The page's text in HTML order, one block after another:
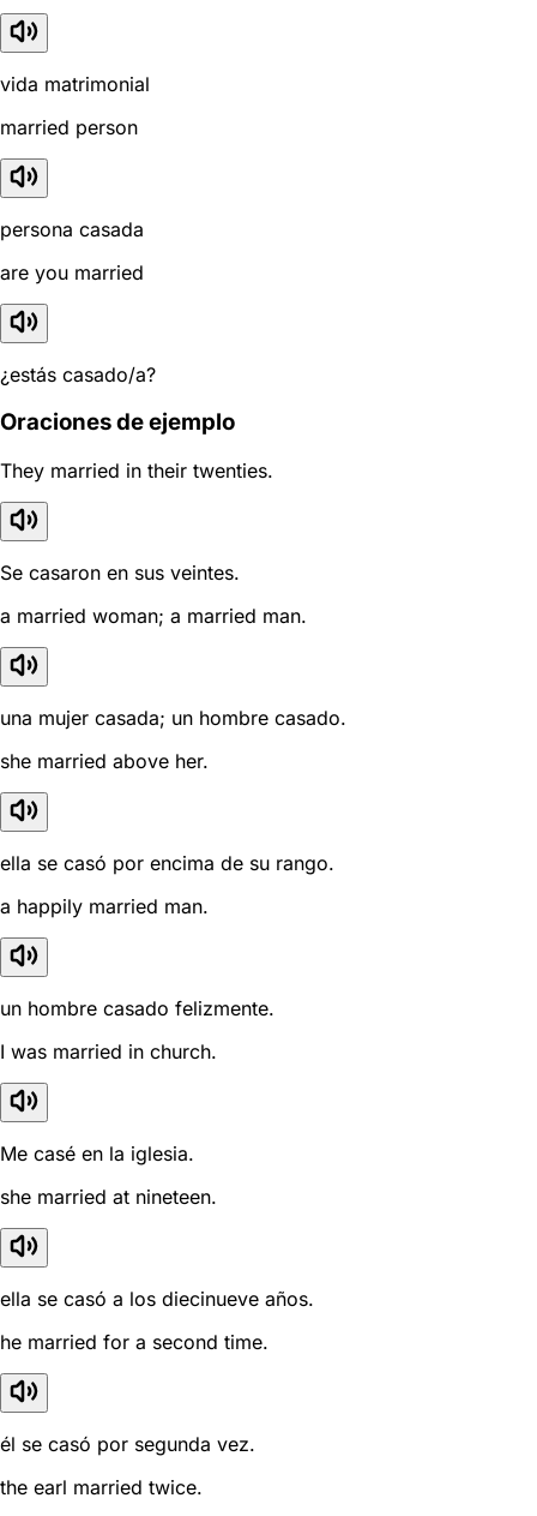
vida matrimonial
married person
persona casada
are you married
¿estás casado/a?
Oraciones de ejemplo
They married in their twenties.
Se casaron en sus veintes.
a married woman; a married man.
una mujer casada; un hombre casado.
she married above her.
ella se casó por encima de su rango.
a happily married man.
un hombre casado felizmente.
I was married in church.
Me casé en la iglesia.
she married at nineteen.
ella se casó a los diecinueve años.
he married for a second time.
él se casó por segunda vez.
the earl married twice.